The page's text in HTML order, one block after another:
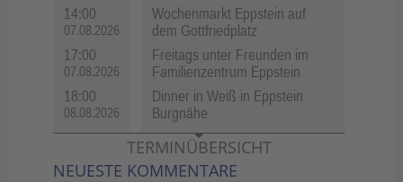
14:00
07.08.2026
Wochenmarkt Eppstein auf
dem Gottfriedplatz
17:00
07.08.2026
Freitags unter Freunden im
Familienzentrum Eppstein
18:00
08.08.2026
Dinner in Weiß in Eppstein
Burgnähe
TERMINÜBERSICHT
NEUESTE KOMMENTARE